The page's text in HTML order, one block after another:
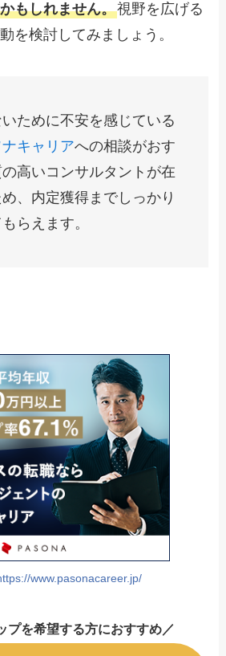
もしれません。視野を広げる
を検討してみましょう。
ために不安を感じている
キャリアへの相談がおす
高いコンサルタントが在
、内定獲得までしっかり
らえます。
www.pasonacareer.jp/
プを希望する方におすすめ／